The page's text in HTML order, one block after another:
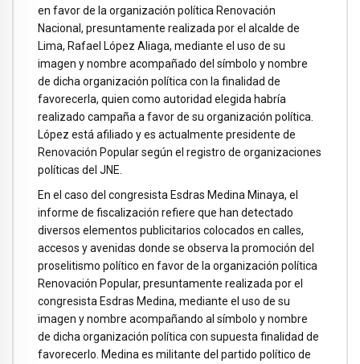
en favor de la organización política Renovación
Nacional, presuntamente realizada por el alcalde de
Lima, Rafael López Aliaga, mediante el uso de su
imagen y nombre acompañado del símbolo y nombre
de dicha organización política con la finalidad de
favorecerla, quien como autoridad elegida habría
realizado campaña a favor de su organización política.
López está afiliado y es actualmente presidente de
Renovación Popular según el registro de organizaciones
políticas del JNE.
En el caso del congresista Esdras Medina Minaya, el
informe de fiscalización refiere que han detectado
diversos elementos publicitarios colocados en calles,
accesos y avenidas donde se observa la promoción del
proselitismo político en favor de la organización política
Renovación Popular, presuntamente realizada por el
congresista Esdras Medina, mediante el uso de su
imagen y nombre acompañando al símbolo y nombre
de dicha organización política con supuesta finalidad de
favorecerlo. Medina es militante del partido político de